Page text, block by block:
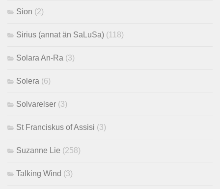
Sion (2)
Sirius (annat än SaLuSa) (118)
Solara An-Ra (3)
Solera (6)
Solvarelser (3)
St Franciskus of Assisi (3)
Suzanne Lie (258)
Talking Wind (3)